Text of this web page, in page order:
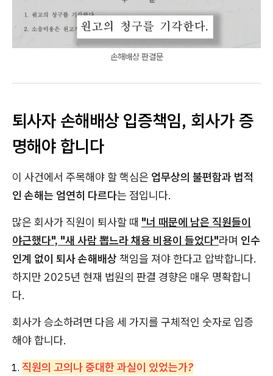
손해배상 판결문
퇴사자 손해배상 입증책임, 회사가 증
명해야 합니다
이 사건에서 주목해야 할 핵심은 업무상의 불편함과 법적
인 손해는 엄연히 다르다는 점입니다.
많은 회사가 직원이 퇴사할 때 "너 때문에 남은 직원들이
야근했다", "새 사람 뽑느라 채용 비용이 들었다"라며 인수
인계 없이 퇴사 손해배상 책임을 져야 한다고 압박합니다.
하지만 2025년 현재 법원의 판결 경향은 매우 명확합니
다.
회사가 승소하려면 다음 세 가지를 구체적인 숫자로 입증
해야 합니다.
직원의 고의나 중대한 과실이 있었는가?